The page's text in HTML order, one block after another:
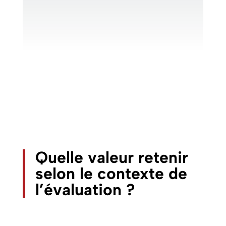
Quelle valeur retenir
selon le contexte de
l’évaluation ?